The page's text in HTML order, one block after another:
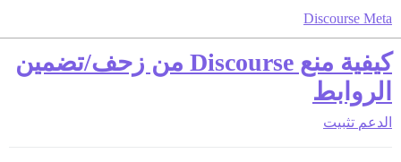
Discourse Meta
كيفية منع Discourse من زحف/تضمين
الروابط
الدعم تثبيت